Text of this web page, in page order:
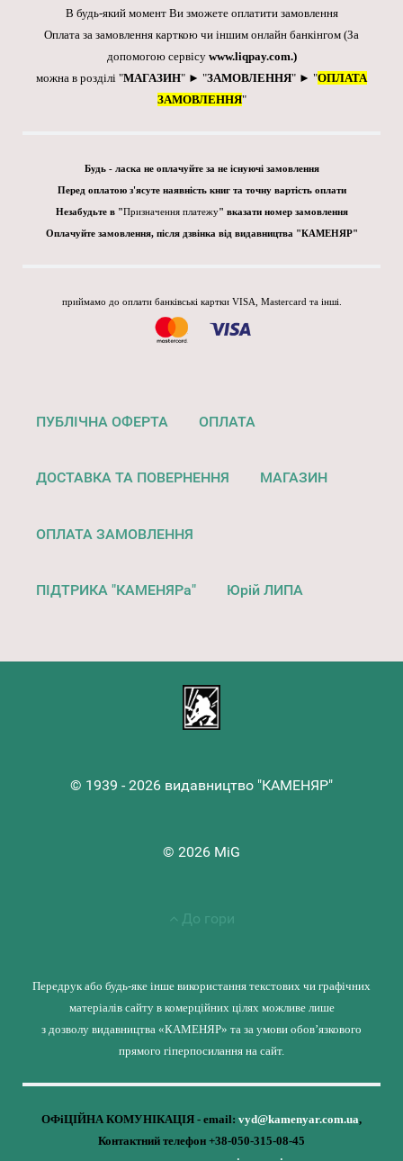
В будь-який момент Ви зможете оплатити замовлення
Оплата за замовлення карткою чи іншим онлайн банкінгом (За
допомогою сервісу www.liqpay.com.)
можна в розділі "МАГАЗИН" ► "ЗАМОВЛЕННЯ" ► "ОПЛАТА
ЗАМОВЛЕННЯ"
Будь - ласка не оплачуйте за не існуючі замовлення
Перед оплатою з'ясуте наявність книг та точну вартість оплати
Незабудьте в "Призначення платежу" вказати номер замовлення
Оплачуйте замовлення, після дзвінка від видавництва "КАМЕНЯР"
приймамо до оплати банківські картки VISA, Mastercard та інші.
ПУБЛІЧНА ОФЕРТА ОПЛАТА
ДОСТАВКА ТА ПОВЕРНЕННЯ МАГАЗИН
ОПЛАТА ЗАМОВЛЕННЯ
ПІДТРИКА "КАМЕНЯРа" Юрій ЛИПА
© 1939 - 2026 видавництво "КАМЕНЯР"
© 2026 MiG
До гори
Передрук або будь-яке інше використання текстових чи графічних
матеріалів сайту в комерційних цілях можливе лише
з дозволу видавництва «КАМЕНЯР» та за умови обов’язкового
прямого гіперпосилання на сайт.
ОФіЦІЙНА КОМУНІКАЦІЯ - email: vyd@kamenyar.com.ua,
Контактний телефон +38-050-315-08-45